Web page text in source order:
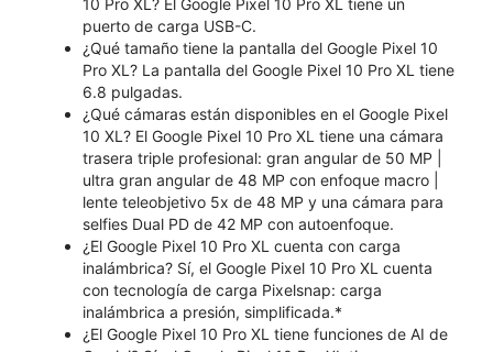
10 Pro XL? El Google Pixel 10 Pro XL tiene un
puerto de carga USB-C.
¿Qué tamaño tiene la pantalla del Google Pixel 10
Pro XL? La pantalla del Google Pixel 10 Pro XL tiene
6.8 pulgadas.
¿Qué cámaras están disponibles en el Google Pixel
10 XL? El Google Pixel 10 Pro XL tiene una cámara
trasera triple profesional: gran angular de 50 MP |
ultra gran angular de 48 MP con enfoque macro |
lente teleobjetivo 5x de 48 MP y una cámara para
selfies Dual PD de 42 MP con autoenfoque.
¿El Google Pixel 10 Pro XL cuenta con carga
inalámbrica? Sí, el Google Pixel 10 Pro XL cuenta
con tecnología de carga Pixelsnap: carga
inalámbrica a presión, simplificada.*
¿El Google Pixel 10 Pro XL tiene funciones de AI de